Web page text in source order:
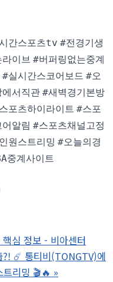
간스포츠tv #전경기생
이브 #버퍼링없는중계
#실시간스코어보드 #오
서직관 #새벽경기본방
포츠하이라이트 #스포
알림 #스포츠채널고정
원스트리밍 #오늘의경
중계사이트
심 정보 - 비아센터
?! ☄️ 통티비(TONGTV)에
리밍 🎬🔥 »